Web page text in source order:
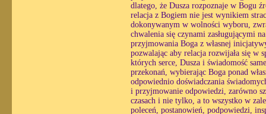
dlatego, że Dusza rozpoznaje w Bogu
relacja z Bogiem nie jest wynikiem
dokonywanym w wolności wyboru,
chwalenia się czynami zasługującymi
przyjmowania Boga z własnej
pozwalając aby relacja rozwijała się w
których serce, Dusza i świadomość
przekonań, wybierając Boga ponad
odpowiednio doświadczania
i przyjmowanie odpowiedzi, zarówno
czasach i nie tylko, a to wszystko w
poleceń, postanowień, podpowiedzi,